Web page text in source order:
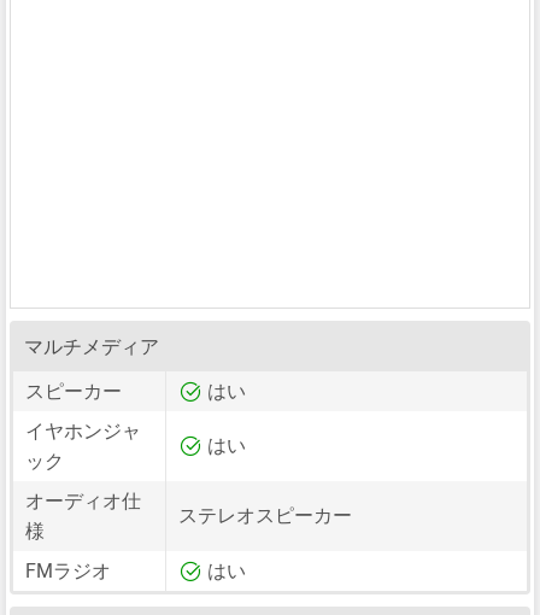
マルチメディア
スピーカー
はい
イヤホンジャ
ック
はい
オーディオ仕
様
ステレオスピーカー
FMラジオ はい